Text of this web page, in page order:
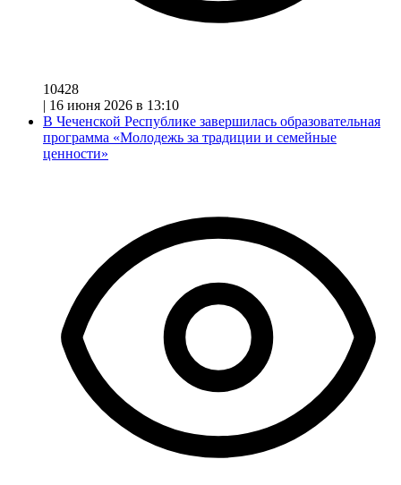
10428
| 16 июня 2026 в 13:10
В Чеченской Республике завершилась образовательная
программа «Молодежь за традиции и семейные
ценности»